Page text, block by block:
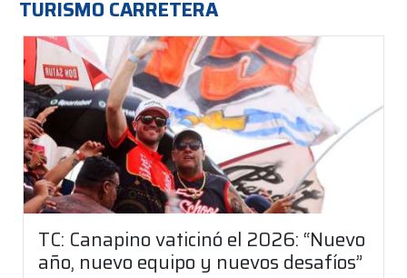
TURISMO CARRETERA
TC: Canapino vaticinó el 2026: “Nuevo
año, nuevo equipo y nuevos desafíos”